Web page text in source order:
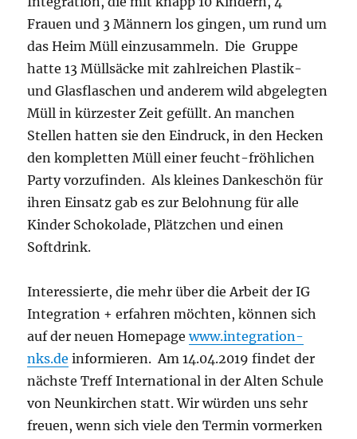
Frauen und 3 Männern los gingen, um rund um
das Heim Müll einzusammeln. Die Gruppe
hatte 13 Müllsäcke mit zahlreichen Plastik-
und Glasflaschen und anderem wild abgelegten
Müll in kürzester Zeit gefüllt. An manchen
Stellen hatten sie den Eindruck, in den Hecken
den kompletten Müll einer feucht-fröhlichen
Party vorzufinden. Als kleines Dankeschön für
ihren Einsatz gab es zur Belohnung für alle
Kinder Schokolade, Plätzchen und einen
Softdrink.
Interessierte, die mehr über die Arbeit der IG
Integration + erfahren möchten, können sich
auf der neuen Homepagewww.integration-
nks.de informieren. Am 14.04.2019 findet der
nächste Treff International in der Alten Schule
von Neunkirchen statt. Wir würden uns sehr
freuen, wenn sich viele den Termin vormerken